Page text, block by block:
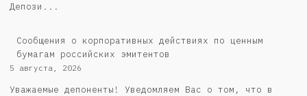
Депози...
Cообщения о корпоративных действиях по ценным
бумагам российских эмитентов
5 августа, 2026
Уважаемые депоненты! Уведомляем Вас о том, что в